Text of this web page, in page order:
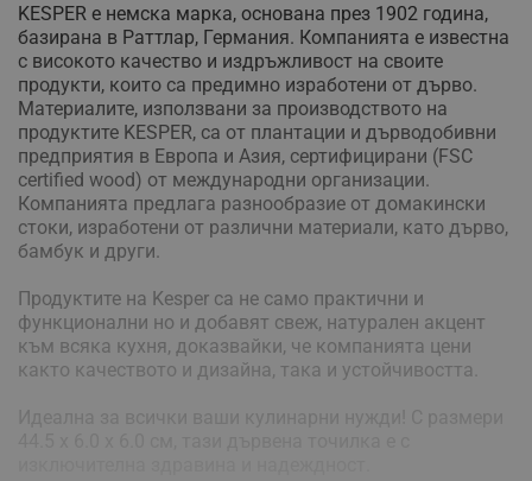
KESPER е немска марка, основана през 1902 година,
базирана в Раттлар, Германия. Компанията е известна
с високото качество и издръжливост на своите
продукти, които са предимно изработени от дърво.
Материалите, използвани за производството на
продуктите KESPER, са от плантации и дърводобивни
предприятия в Европа и Азия, сертифицирани (FSC
certified wood) от международни организации.
Компанията предлага разнообразие от домакински
стоки, изработени от различни материали, като дърво,
бамбук и други.
Продуктите на Kesper са не само практични и
функционални но и добавят свеж, натурален акцент
към всяка кухня, доказвайки, че компанията цени
както качеството и дизайна, така и устойчивостта.